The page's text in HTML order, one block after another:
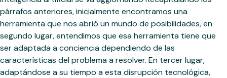
párrafos anteriores, inicialmente encontramos una
herramienta que nos abrió un mundo de posibilidades, en
segundo lugar, entendimos que esa herramienta tiene que
ser adaptada a conciencia dependiendo de las
características del problema a resolver. En tercer lugar,
adaptándose a su tiempo a esta disrupción tecnológica,